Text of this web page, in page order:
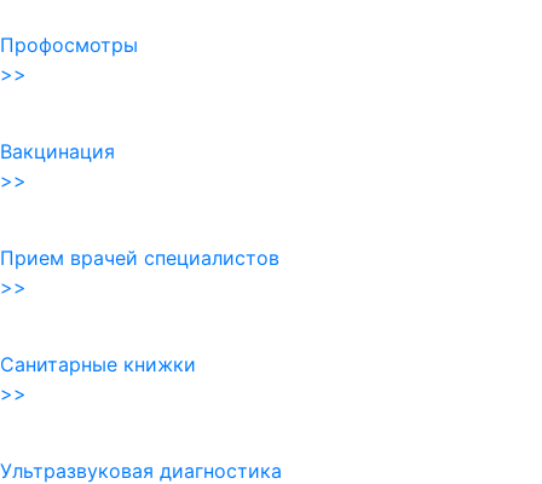
Профосмотры
>>
Вакцинация
>>
Прием врачей специалистов
>>
Санитарные книжки
>>
Ультразвуковая диагностика